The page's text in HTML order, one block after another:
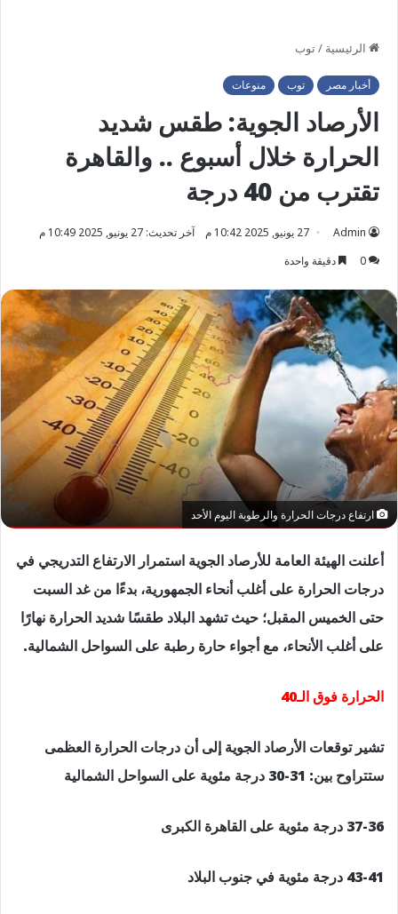
الرئيسية /توب
أخبار مصر توب منوعات
الأرصاد الجوية: طقس شديد
الحرارة خلال أسبوع .. والقاهرة
تقترب من 40 درجة
Admin 27 يونيو, 2025 10:42 م
آخر تحديث: 27 يونيو, 2025 10:49 م
0
دقيقة واحدة
ارتفاع درجات الحرارة والرطوبة اليوم الأحد
أعلنت الهيئة العامة للأرصاد الجوية استمرار الارتفاع التدريجي في
درجات الحرارة على أغلب أنحاء الجمهورية، بدءًا من غد السبت
حتى الخميس المقبل؛ حيث تشهد البلاد طقسًا شديد الحرارة نهارًا
على أغلب الأنحاء، مع أجواء حارة رطبة على السواحل الشمالية.
الحرارة فوق الـ40
تشير توقعات الأرصاد الجوية إلى أن درجات الحرارة العظمى
ستتراوح بين: 31-30 درجة مئوية على السواحل الشمالية
37-36 درجة مئوية على القاهرة الكبرى
43-41 درجة مئوية في جنوب البلاد